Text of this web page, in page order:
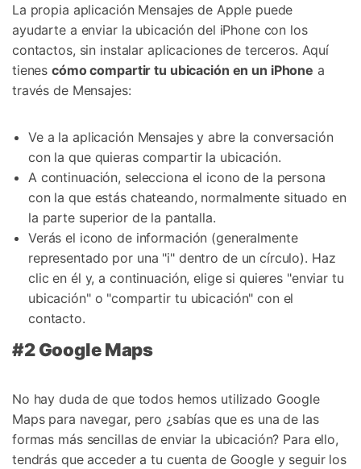
La propia aplicación Mensajes de Apple puede
ayudarte a enviar la ubicación del iPhone con los
contactos, sin instalar aplicaciones de terceros. Aquí
tienescómo compartir tu ubicación en un iPhone a
través de Mensajes:
Ve a la aplicación Mensajes y abre la conversación
con la que quieras compartir la ubicación.
A continuación, selecciona el icono de la persona
con la que estás chateando, normalmente situado en
la parte superior de la pantalla.
Verás el icono de información (generalmente
representado por una "i" dentro de un círculo). Haz
clic en él y, a continuación, elige si quieres "enviar tu
ubicación" o "compartir tu ubicación" con el
contacto.
#2 Google Maps
No hay duda de que todos hemos utilizado Google
Maps para navegar, pero ¿sabías que es una de las
formas más sencillas de enviar la ubicación? Para ello,
tendrás que acceder a tu cuenta de Google y seguir los